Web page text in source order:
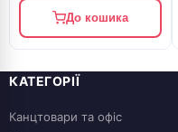
До кошика
КАТЕГОРІЇ
Канцтовари та офіс